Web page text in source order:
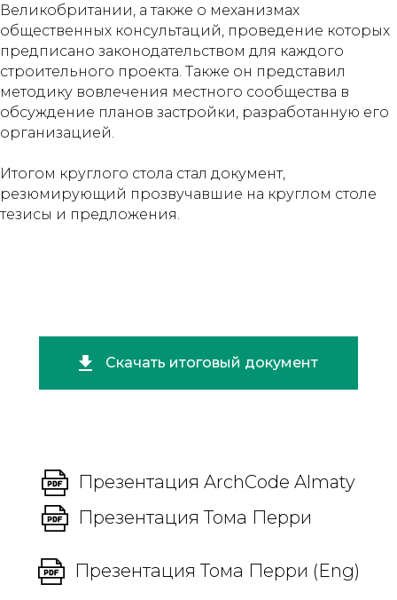
Великобритании, а также о механизмах
общественных консультаций, проведение которых
предписано законодательством для каждого
строительного проекта. Также он представил
методику вовлечения местного сообщества в
обсуждение планов застройки, разработанную его
организацией.
Итогом круглого стола стал документ,
резюмирующий прозвучавшие на круглом столе
тезисы и предложения.
Скачать итоговый документ
Презентация ArchCode Almaty
Презентация Тома Перри
Презентация Тома Перри (Eng)